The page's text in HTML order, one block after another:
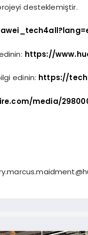
desteklemiştir.
https://
edinin: https://
media/